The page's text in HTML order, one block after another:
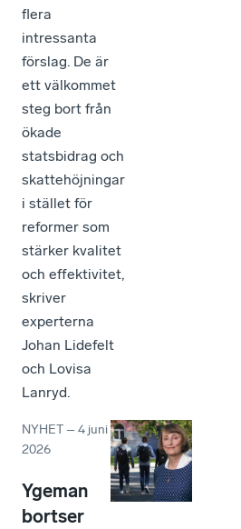
flera
intressanta
förslag. De är
ett välkommet
steg bort från
ökade
statsbidrag och
skattehöjningar
i stället för
reformer som
stärker kvalitet
och effektivitet,
skriver
experterna
Johan Lidefelt
och Lovisa
Lanryd.
NYHET –4 juni
2026
Ygeman
bortser